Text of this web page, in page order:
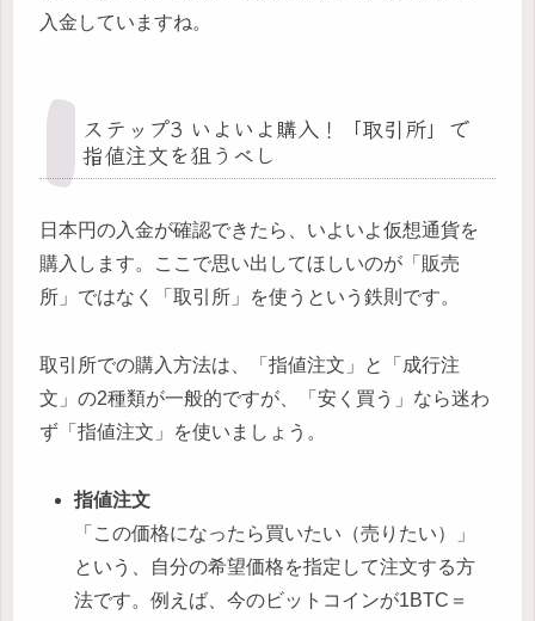
入金していますね。
ステップ3 いよいよ購入！「取引所」で
指値注文を狙うべし
日本円の入金が確認できたら、いよいよ仮想通貨を
購入します。ここで思い出してほしいのが「販売
所」ではなく「取引所」を使うという鉄則です。
取引所での購入方法は、「指値注文」と「成行注
文」の2種類が一般的ですが、「安く買う」なら迷わ
ず「指値注文」を使いましょう。
指値注文
「この価格になったら買いたい（売りたい）」
という、自分の希望価格を指定して注文する方
法です。例えば、今のビットコインが1BTC＝